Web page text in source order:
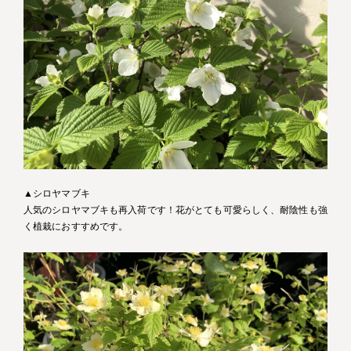
▲シロヤマブキ
人気のシロヤマブキも再入荷です！花がとても可愛らしく、耐陰性も強
く植栽におすすめです。